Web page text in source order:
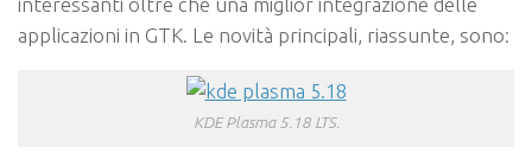
applicazioni in GTK. Le novità principali, riassunte, sono:
KDE Plasma 5.18 LTS.